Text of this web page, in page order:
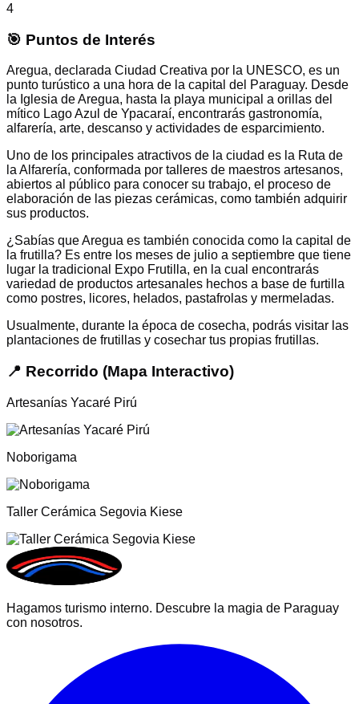
4
🎯 Puntos de Interés
Aregua, declarada Ciudad Creativa por la UNESCO, es un
punto turústico a una hora de la capital del Paraguay. Desde
la Iglesia de Aregua, hasta la playa municipal a orillas del
mítico Lago Azul de Ypacaraí, encontrarás gastronomía,
alfarería, arte, descanso y actividades de esparcimiento.
Uno de los principales atractivos de la ciudad es la Ruta de
la Alfarería, conformada por talleres de maestros artesanos,
abiertos al público para conocer su trabajo, el proceso de
elaboración de las piezas cerámicas, como también adquirir
sus productos.
¿Sabías que Aregua es también conocida como la capital de
la frutilla? Es entre los meses de julio a septiembre que tiene
lugar la tradicional Expo Frutilla, en la cual encontrarás
variedad de productos artesanales hechos a base de furtilla
como postres, licores, helados, pastafrolas y mermeladas.
Usualmente, durante la época de cosecha, podrás visitar las
plantaciones de frutillas y cosechar tus propias frutillas.
📍 Recorrido (Mapa Interactivo)
Artesanías Yacaré Pirú
Noborigama
Taller Cerámica Segovia Kiese
Hagamos turismo interno. Descubre la magia de Paraguay
con nosotros.